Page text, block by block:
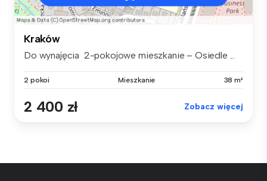
Kraków
Do wynajęcia 2-pokojowe mieszkanie – Osiedle ...
2 pokoi Mieszkanie 38 m²
2 400 zł Zobacz więcej